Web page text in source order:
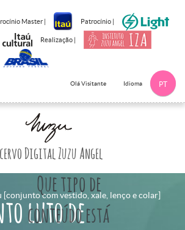
Master | Patrocínio |
Realização |
Olá Visitante Idioma PT
Digital Zuzu Angel
Que tipo de
conteúdo está
com vestido, xale, lenço e colar]
luto de